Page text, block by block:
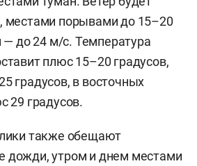
местами порывами до 15–20
до 24 м/с. Температура
плюс 15–20 градусов,
градусов, в восточных
29 градусов.
также обещают
дожди, утром и днем местами